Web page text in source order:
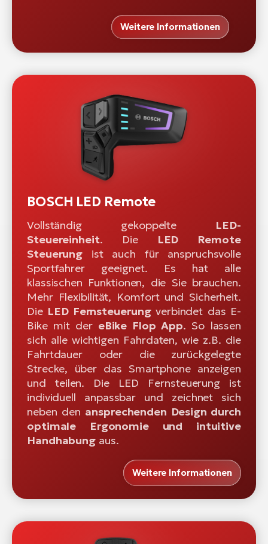
Weitere Informationen
BOSCH LED Remote
Vollständig gekoppelte LED-
Steuereinheit. Die
LED Remote
Steuerung ist auch für anspruchsvolle
Sportfahrer geeignet. Es hat alle
klassischen Funktionen, die Sie brauchen.
Mehr Flexibilität, Komfort und Sicherheit.
Die LED Fernsteuerungverbindet das E-
Bike mit der eBike Flop App. So lassen
sich alle wichtigen Fahrdaten, wie z.B. die
Fahrtdauer oder die zurückgelegte
Strecke, über das Smartphone anzeigen
und teilen. Die LED Fernsteuerung ist
individuell anpassbar und zeichnet sich
neben den ansprechenden Design durch
optimale Ergonomie und intuitive
Handhabung aus.
Weitere Informationen